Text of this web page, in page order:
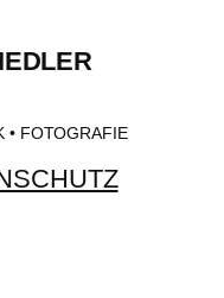
• FOTOGRAFIE